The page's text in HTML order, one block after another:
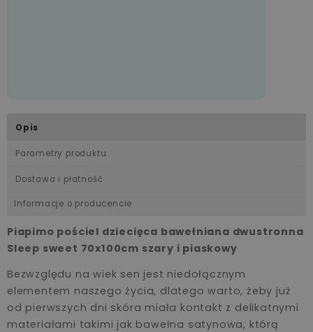
Opis
Parametry produktu
Dostawa i płatność
Informacje o producencie
Piapimo pościel dziecięca bawełniana dwustronna
Sleep sweet 70x100cm szary i piaskowy
Bezwzględu na wiek sen jest niedołącznym
elementem naszego życia, dlatego warto, żeby już
od pierwszych dni skóra miała kontakt z delikatnymi
materiałami takimi jak bawełna satynowa, którą